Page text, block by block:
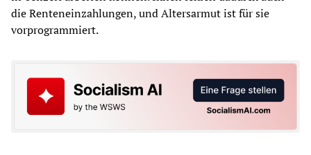
die Renteneinzahlungen, und Altersarmut ist für sie
vorprogrammiert.